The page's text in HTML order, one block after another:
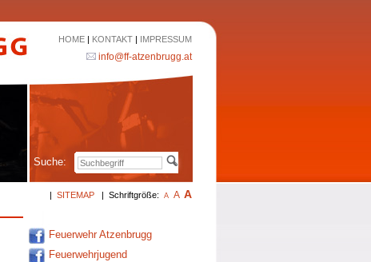
HOME | KONTAKT | IMPRESSUM
info@ff-atzenbrugg.at
Suche:
| SITEMAP | Schriftgröße: A A A
Feuerwehr Atzenbrugg
Feuerwehrjugend